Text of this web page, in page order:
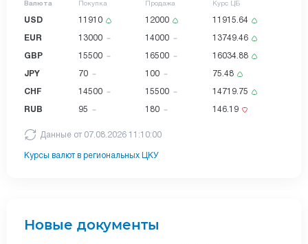
Валюта Покупка Продажа Курс ЦБ
USD 11910 12000 11915.64
EUR 13000 14000 13749.46
GBP 15500 16500 16034.88
JPY 70 100 75.48
CHF 14500 15500 14719.75
RUB 95 180 146.19
Данные от 07.08.2026 11:10:00
Курсы валют в региональных ЦКУ
Новые документы